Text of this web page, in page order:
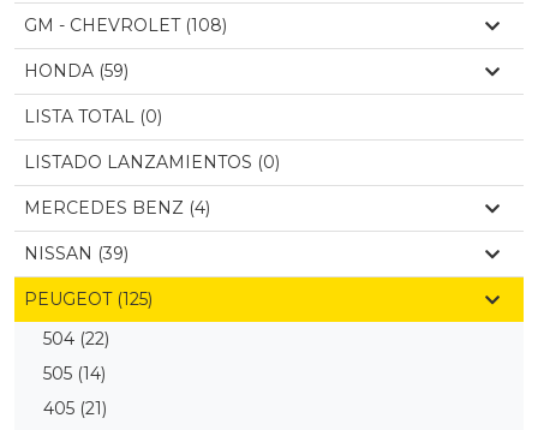
GM - CHEVROLET (108)
HONDA (59)
LISTA TOTAL (0)
LISTADO LANZAMIENTOS (0)
MERCEDES BENZ (4)
NISSAN (39)
PEUGEOT (125)
504 (22)
505 (14)
405 (21)